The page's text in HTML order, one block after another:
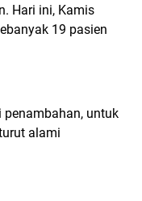
Hari ini, Kamis
19 pasien
untuk
alami